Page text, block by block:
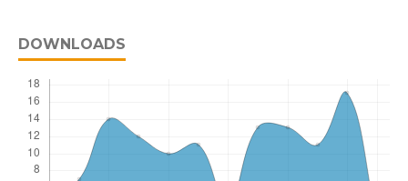
DOWNLOADS